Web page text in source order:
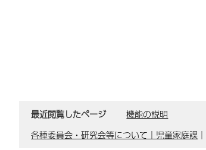
最近閲覧したページ
機能の説明
各種委員会・研究会等について｜児童家庭課 ｜